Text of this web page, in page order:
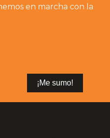
en marcha con la